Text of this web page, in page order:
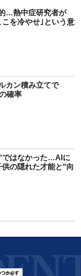
…熱中症研究者が
を冷やせ｣という意
カン積み立てで
確率
ではなかった…AIに
の隠れた才能と"向